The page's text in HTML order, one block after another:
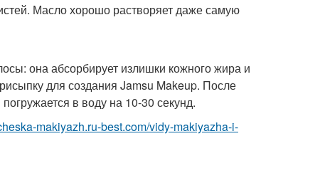
Масло хорошо растворяет даже самую
она абсорбирует излишки кожного жира и
для создания Jamsu Makeup. После
в воду на 10-30 секунд.
makiyazh.ru-best.com/vidy-makiyazha-i-